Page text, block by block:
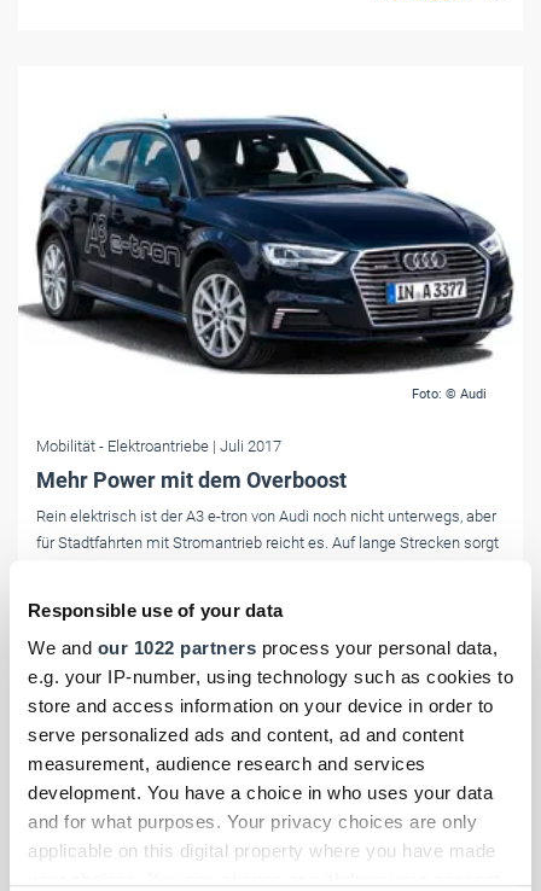
Responsible use of your data
We and our 1022 partners process your personal data,
e.g. your IP-number, using technology such as cookies to
store and access information on your device in order to
serve personalized ads and content, ad and content
measurement, audience research and services
development. You have a choice in who uses your data
and for what purposes. Your privacy choices are only
applicable on this digital property where you have made
Foto: © Audi
Mobilität - Elektroantriebe | Juli 2017
Mehr Power mit dem Overboost
Rein elektrisch ist der A3 e-tron von Audi noch nicht unterwegs, aber
für Stadtfahrten mit Stromantrieb reicht es. Auf lange Strecken sorgt